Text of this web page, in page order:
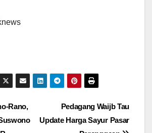
Pedagang Waijb Tau
Update Harga Sayur Pasar
Rano,